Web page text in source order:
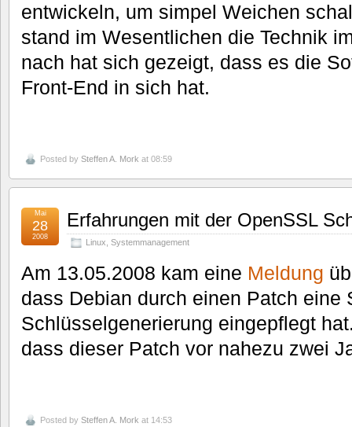
entwickeln, um simpel Weichen
stand im Wesentlichen die Technik
nach hat sich gezeigt, dass es die
Front-End in sich hat.
Posted by Steffen A. Mork at 08:59
Erfahrungen mit der OpenSSL
Linux Systemmanagement
Mai
28
2008
Am 13.05.2008 kam eine Meldung
dass Debian durch einen Patch eine
Schlüsselgenerierung eingepflegt
dass dieser Patch vor nahezu zwei
Posted by Steffen A. Mork at 14:53